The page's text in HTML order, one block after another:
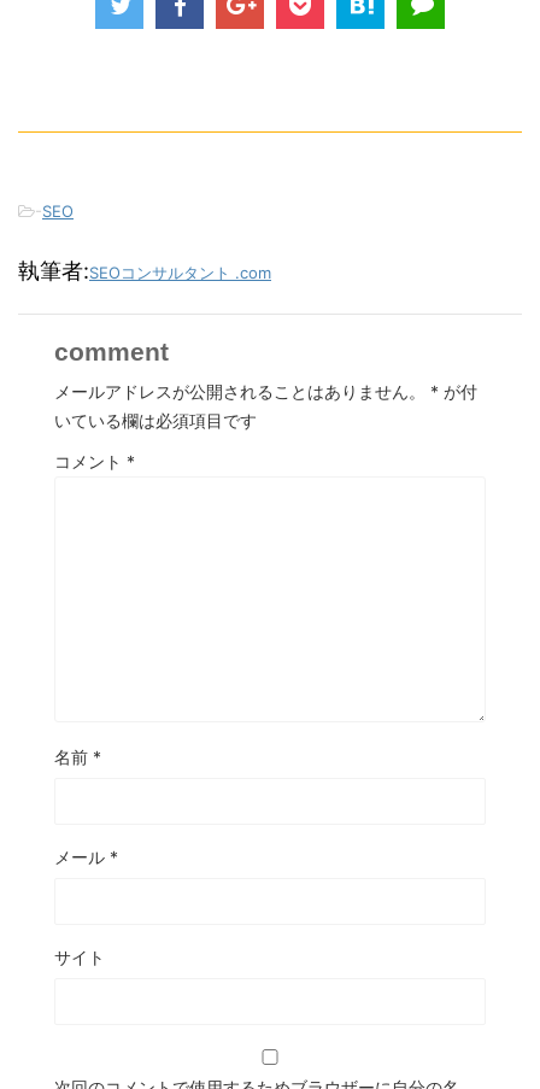
-SEO
執筆者:SEOコンサルタント .com
comment
メールアドレスが公開されることはありません。 * が付
いている欄は必須項目です
コメント *
名前 *
メール *
サイト